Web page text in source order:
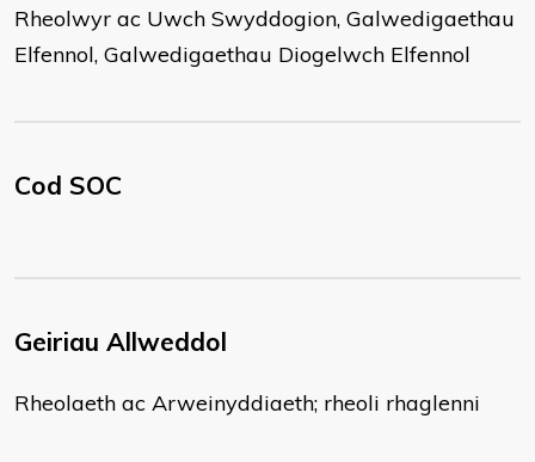
Rheolwyr ac Uwch Swyddogion, Galwedigaethau
Elfennol, Galwedigaethau Diogelwch Elfennol
Cod SOC
Geiriau Allweddol
Rheolaeth ac Arweinyddiaeth; rheoli rhaglenni